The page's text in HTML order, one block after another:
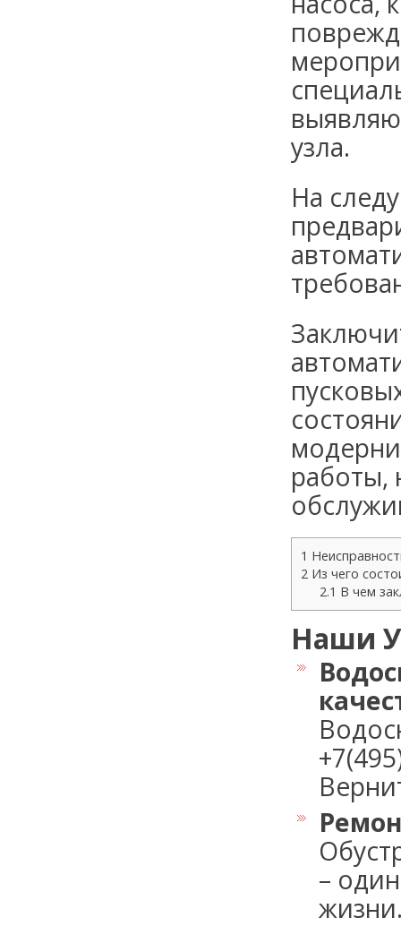
узла.
На
работы,
1
2 Из чего
2.1 В чем
Наши
–